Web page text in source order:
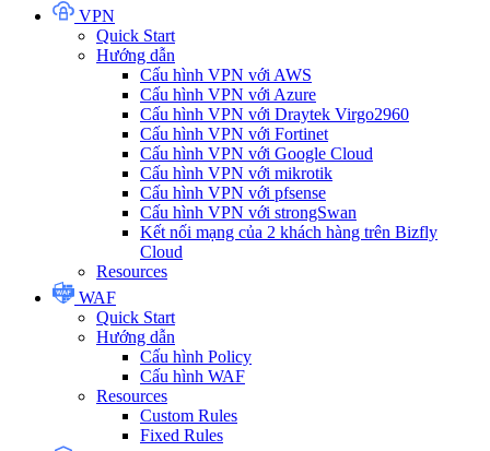
VPN
Quick Start
Hướng dẫn
Cấu hình VPN với AWS
Cấu hình VPN với Azure
Cấu hình VPN với Draytek Virgo2960
Cấu hình VPN với Fortinet
Cấu hình VPN với Google Cloud
Cấu hình VPN với mikrotik
Cấu hình VPN với pfsense
Cấu hình VPN với strongSwan
Kết nối mạng của 2 khách hàng trên Bizfly
Cloud
Resources
WAF
Quick Start
Hướng dẫn
Cấu hình Policy
Cấu hình WAF
Resources
Custom Rules
Fixed Rules